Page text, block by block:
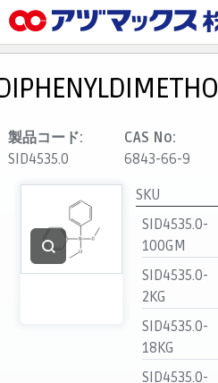
お気に入り
カート
マイアカウント
主要取扱ブランド
代理店一覧
支払い
製品コード:
SID4535.0
CAS No:
6843-66-9
SKU
SID4535.0-
100GM
SID4535.0-
2KG
SID4535.0-
18KG
SID4535.0-